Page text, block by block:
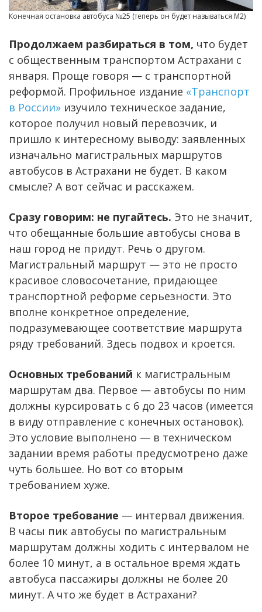
Конечная остановка автобуса №25 (теперь он будет называться М2)
Продолжаем разбираться в том, что будет
с общественным транспортом Астрахани с
января. Проще говоря — с транспортной
реформой. Профильное издание «Транспорт
в России» изучило техническое задание,
которое получил новый перевозчик, и
пришло к интересному выводу: заявленных
изначально магистральных маршрутов
автобусов в Астрахани не будет. В каком
смысле? А вот сейчас и расскажем.
Сразу говорим: не пугайтесь. Это не значит,
что обещанные большие автобусы снова в
наш город не придут. Речь о другом.
Магистральный маршрут — это не просто
красивое словосочетание, придающее
транспортной реформе серьезности. Это
вполне конкретное определение,
подразумевающее соответствие маршрута
ряду требований. Здесь подвох и кроется.
Основных требований к магистральным
маршрутам два. Первое — автобусы по ним
должны курсировать с 6 до 23 часов (имеется
в виду отправление с конечных остановок).
Это условие выполнено — в техническом
задании время работы предусмотрено даже
чуть большее. Но вот со вторым
требованием хуже.
Второе требование — интервал движения.
В часы пик автобусы по магистральным
маршрутам должны ходить с интервалом не
более 10 минут, а в остальное время ждать
автобуса пассажиры должны не более 20
минут. А что же будет в Астрахани?